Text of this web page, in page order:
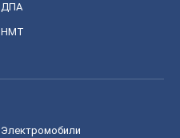
ДПА
НМТ
Электромобили